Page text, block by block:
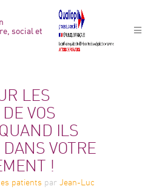
social et
LES
VOS
ILS
VOTRE
!
patients par Jean-Luc